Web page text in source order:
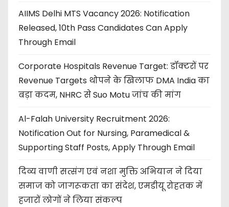
AIIMS Delhi MTS Vacancy 2026: Notification
Released, 10th Pass Candidates Can Apply
Through Email
Corporate Hospitals Revenue Target: डॉक्टरों पर
Revenue Targets थोपने के खिलाफ DMA India का
बड़ा कदम, NHRC से Suo Motu जांच की मांग
Al-Falah University Recruitment 2026:
Notification Out for Nursing, Paramedical &
Supporting Staff Posts, Apply Through Email
दिव्य वाणी सत्संग एवं नशा मुक्ति अभियान ने दिया
समाज को जागरूकता का संदेश, एमडीयू रोहतक में
हजारों लोगों ने लिया संकल्प